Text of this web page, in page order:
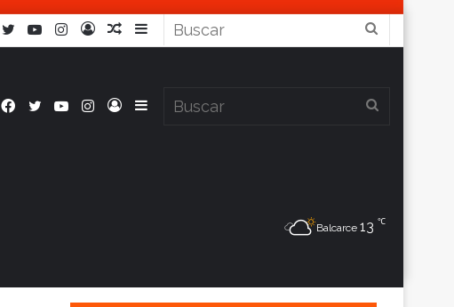
Barra
Artículo
Iniciar
Instagram
YouTube
Twitter
Barra
Iniciar
Instagram
YouTube
Twitter
Facebook
Balcarce 13 ℃